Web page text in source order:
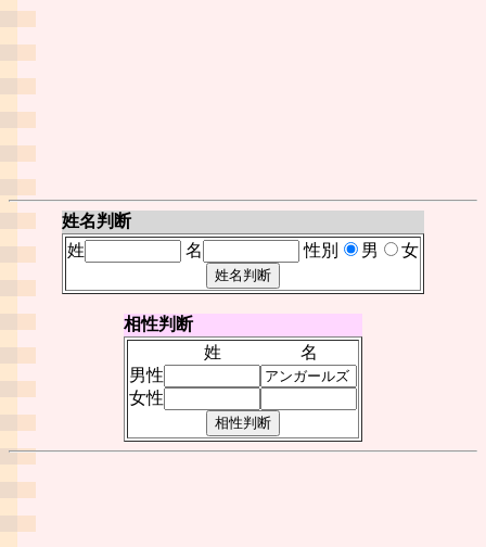
姓名判断
姓
名 性別 男 女
相性判断
姓
名
男性
女性